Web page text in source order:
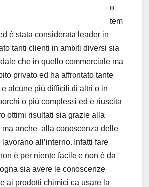
o
tem
è stata considerata leader in
tanti clienti in ambiti diversi sia
che in quello commerciale ma
privato ed ha affrontato tante
alcune più difficili di altri o in
o più complessi ed è riuscita
ottimi risultati sia grazie alla
ma anche alla conoscenza delle
all’interno. Infatti fare
è per niente facile e non è da
sia avere le conoscenze
ai prodotti chimici da usare la